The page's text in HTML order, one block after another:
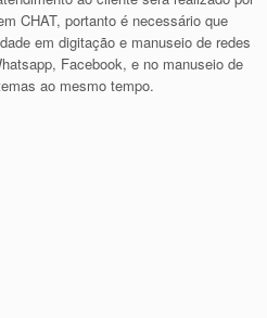
CHAT, portanto é necessário que
em digitação e manuseio de redes
Facebook, e no manuseio de
ao mesmo tempo.